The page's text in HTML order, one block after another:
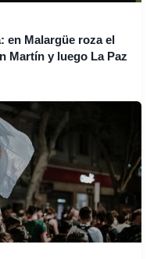
en Malargüe roza el
Martín y luego La Paz